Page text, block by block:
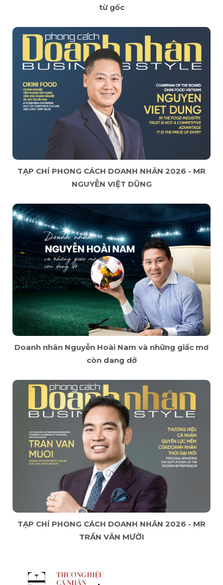
từ gốc
TẠP CHÍ PHONG CÁCH DOANH NHÂN 2026 - MR
NGUYỄN VIỆT DŨNG
Doanh nhân Nguyễn Hoài Nam và những giấc mơ
còn dang dở
TẠP CHÍ PHONG CÁCH DOANH NHÂN 2026 - MR
TRẦN VĂN MƯỜI